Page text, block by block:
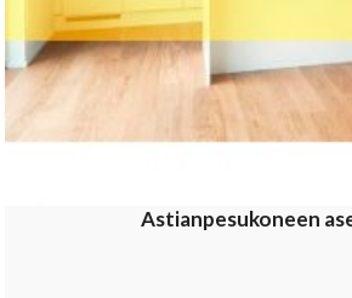
Astianpesukoneen